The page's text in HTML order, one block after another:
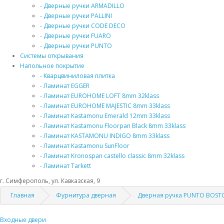
- Дверные ручки ARMADILLO
- Дверные ручки PALLINI
- Дверные ручки CODE DECO
- Дверные ручки FUARO
- Дверные ручки PUNTO
Системы открывания
Напольное покрытие
- Кварцвиниловая плитка
- Ламинат EGGER
- Ламинат EUROHOME LOFT 8mm 32klass
- Ламинат EUROHOME MAJESTIC 8mm 33klass
- Ламинат Kastamonu Emerald 12mm 33klass
- Ламинат Kastamonu Floorpan Black 8mm 33klass
- Ламинат KASTAMONU INDIGO 8mm 33klass
- Ламинат Kastamonu SunFloor
- Ламинат Kronospan castello classic 8mm 32klass
- Ламинат Tarkett
г. Симферополь, ул. Кавказская, 9
Главная
Фурнитура дверная Дверная ручка PUNTO
Входные двери